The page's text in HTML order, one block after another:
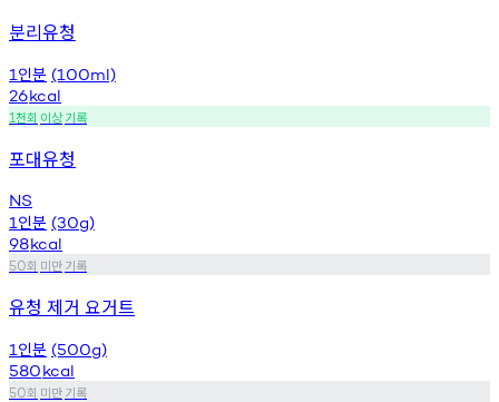
분리유청
1 인분 (100ml)
26kcal
1천회 이상기록
포대유청
NS
1 인분 (30g)
98kcal
50회 미만기록
유청 제거 요거트
1 인분 (500g)
580kcal
50회 미만기록